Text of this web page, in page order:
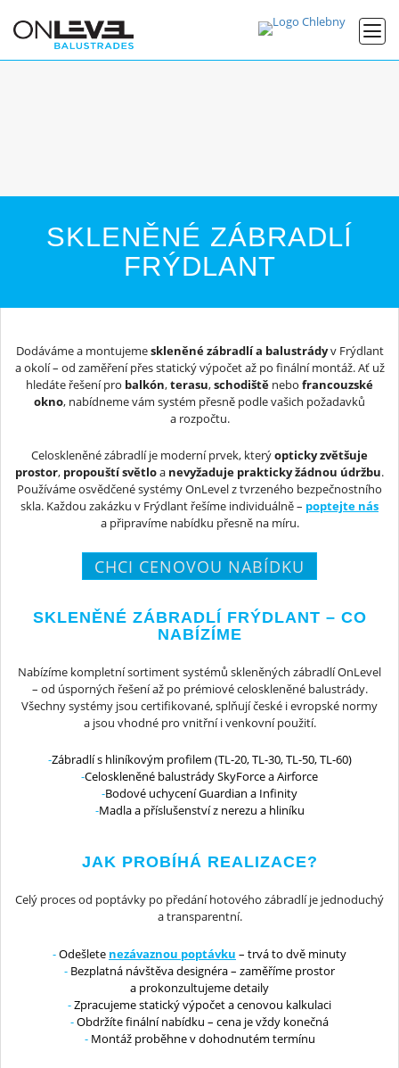
SKLENĚNÉ ZÁBRADLÍ
FRÝDLANT
Dodáváme a montujemeskleněné zábradlí a balustrádyv Frýdlant
a okolí – od zaměření přes statický výpočet až po finální montáž. Ať už
hledáte řešení pro balkón,terasu,schodiště nebo francouzské
okno, nabídneme vám systém přesně podle vašich požadavků
a rozpočtu.
Celoskleněné zábradlí je moderní prvek, kterýopticky zvětšuje
prostor, propouští světloa nevyžaduje prakticky žádnou údržbu.
Používáme osvědčené systémy OnLevel z tvrzeného bezpečnostního
skla. Každou zakázku v Frýdlant řešíme individuálně – poptejte nás
a připravíme nabídku přesně na míru.
CHCI CENOVOU NABÍDKU
SKLENĚNÉ ZÁBRADLÍ FRÝDLANT – CO
NABÍZÍME
Nabízíme kompletní sortiment systémů skleněných zábradlí OnLevel
– od úsporných řešení až po prémiové celoskleněné balustrády.
Všechny systémy jsou certifikované, splňují české i evropské normy
a jsou vhodné pro vnitřní i venkovní použití.
Zábradlí s hliníkovým profilem (TL-20, TL-30, TL-50, TL-60)
Celoskleněné balustrády SkyForce a Airforce
Bodové uchycení Guardian a Infinity
Madla a příslušenství z nerezu a hliníku
JAK PROBÍHÁ REALIZACE?
Celý proces od poptávky po předání hotového zábradlí je jednoduchý
a transparentní.
Odešlete nezávaznou poptávku – trvá to dvě minuty
Bezplatná návštěva designéra – zaměříme prostor
a prokonzultujeme detaily
Zpracujeme statický výpočet a cenovou kalkulaci
Obdržíte finální nabídku – cena je vždy konečná
Montáž proběhne v dohodnutém termínu